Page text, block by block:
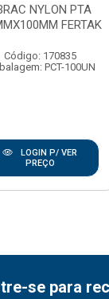
NYLON PTA
FERTAK
Código: 170835
PCT-100UN
LOGIN P/ VER
PREÇO
se para